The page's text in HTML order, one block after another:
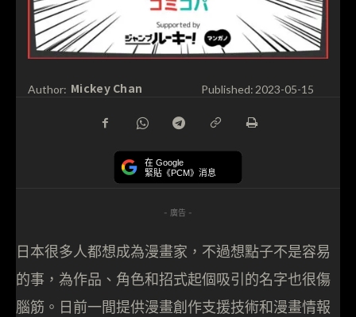
Author: Mickey Chan Published: 2023-05-15
在 Google
緊貼《PCM》消息
- 廣告 -
日本很多人都想成為漫畫家，不過想點子不是容易
的事，為作品、角色和招式起個吸引的名字也很傷
腦筋。日前一間提供漫畫創作支援技術和漫畫情報